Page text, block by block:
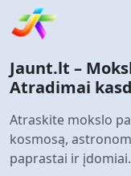
Jaunt.lt –
Atradimai
Atraskite mokslo
kosmosą,
paprastai ir įdomiai.